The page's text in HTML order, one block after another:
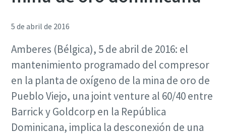
5 de abril de 2016
Amberes (Bélgica), 5 de abril de 2016: el
mantenimiento programado del compresor
en la planta de oxígeno de la mina de oro de
Pueblo Viejo, una joint venture al 60/40 entre
Barrick y Goldcorp en la República
Dominicana, implica la desconexión de una